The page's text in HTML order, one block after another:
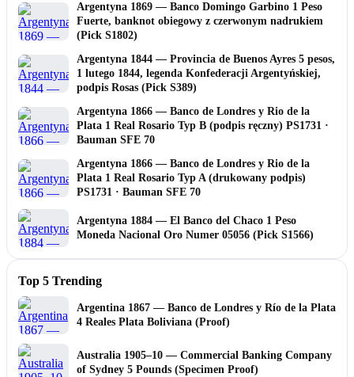
Argentyna 1869 — Banco Domingo Garbino 1 Peso
Fuerte, banknot obiegowy z czerwonym nadrukiem
(Pick S1802)
Argentyna 1844 — Provincia de Buenos Ayres 5 pesos,
1 lutego 1844, legenda Konfederacji Argentyńskiej,
podpis Rosas (Pick S389)
Argentyna 1866 — Banco de Londres y Rio de la
Plata 1 Real Rosario Typ B (podpis ręczny) PS1731 ·
Bauman SFE 70
Argentyna 1866 — Banco de Londres y Rio de la
Plata 1 Real Rosario Typ A (drukowany podpis)
PS1731 · Bauman SFE 70
Argentyna 1884 — El Banco del Chaco 1 Peso
Moneda Nacional Oro Numer 05056 (Pick S1566)
Top 5 Trending
Argentina 1867 — Banco de Londres y Río de la Plata
4 Reales Plata Boliviana (Proof)
Australia 1905–10 — Commercial Banking Company
of Sydney 5 Pounds (Specimen Proof)